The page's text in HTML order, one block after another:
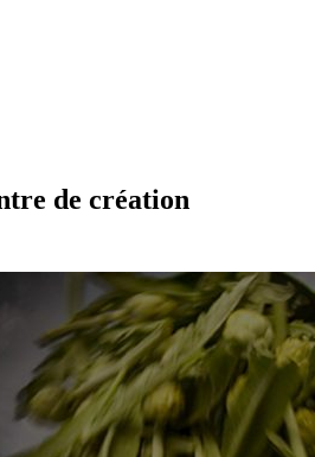
de création